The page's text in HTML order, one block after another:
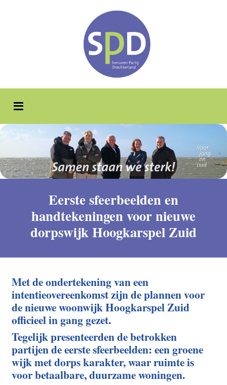
Eerste sfeerbeelden en
handtekeningen voor nieuwe
dorpswijk Hoogkarspel Zuid
Met de ondertekening van een
intentieovereenkomst zijn de plannen voor
de nieuwe woonwijk Hoogkarspel Zuid
officieel in gang gezet.
Tegelijk presenteerden de betrokken
partijen de eerste sfeerbeelden: een groene
wijk met dorps karakter, waar ruimte is
voor betaalbare, duurzame woningen.